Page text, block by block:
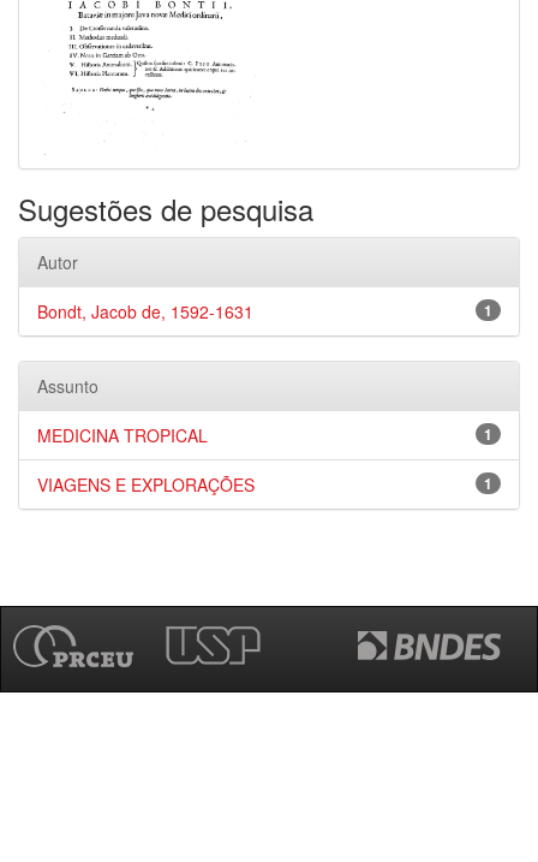
Sugestões de pesquisa
Autor
1
Bondt, Jacob de, 1592-1631
Assunto
1
MEDICINA TROPICAL
1
VIAGENS E EXPLORAÇÕES